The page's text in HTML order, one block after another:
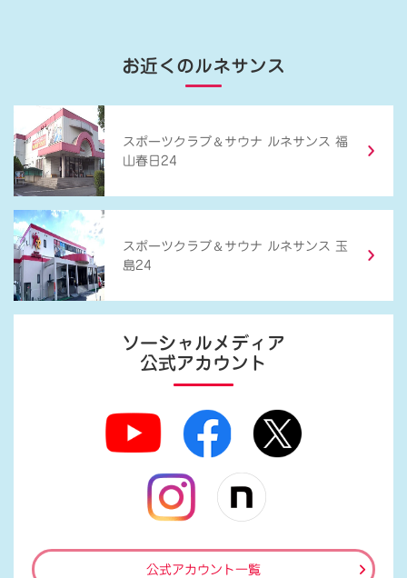
お近くのルネサンス
スポーツクラブ ＆ サウナ ルネサンス 福
山春日24
スポーツクラブ ＆ サウナ ルネサンス 玉
島24
ソーシャルメディア
公式アカウント
公式アカウント一覧